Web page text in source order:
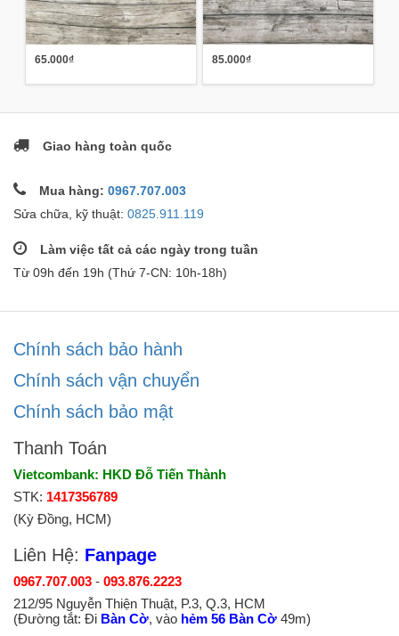
65.000₫ 85.000₫
Giao hàng toàn quốc
Mua hàng: 0967.707.003
Sửa chữa, kỹ thuật: 0825.911.119
Làm việc tất cả các ngày trong tuần
Từ 09h đến 19h (Thứ 7-CN: 10h-18h)
Chính sách bảo hành
Chính sách vận chuyển
Chính sách bảo mật
Thanh Toán
Vietcombank: HKD Đỗ Tiến Thành
STK: 1417356789
(Kỳ Đồng, HCM)
Liên Hệ: Fanpage
0967.707.003 - 093.876.2223
212/95 Nguyễn Thiện Thuật, P.3, Q.3, HCM
(Đường tắt: Đi Bàn Cờ, vào hẻm 56 Bàn Cờ 49m)